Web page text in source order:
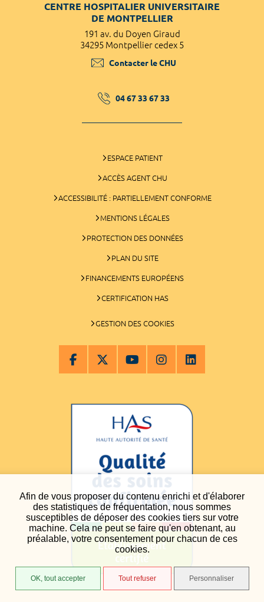
Afin de vous proposer du contenu enrichi et d'élaborer
des statistiques de fréquentation, nous sommes
susceptibles de déposer des cookies tiers sur votre
machine. Cela ne peut se faire qu'en obtenant, au
préalable, votre consentement pour chacun de ces
cookies.
OK, tout accepter Tout refuser Personnaliser
CENTRE HOSPITALIER UNIVERSITAIRE
DE MONTPELLIER
191 av. du Doyen Giraud
34295 Montpellier cedex 5
Contacter le CHU
04 67 33 67 33
ESPACE PATIENT
ACCÈS AGENT CHU
ACCESSIBILITÉ : PARTIELLEMENT CONFORME
MENTIONS LÉGALES
PROTECTION DES DONNÉES
PLAN DU SITE
FINANCEMENTS EUROPÉENS
CERTIFICATION HAS
GESTION DES COOKIES